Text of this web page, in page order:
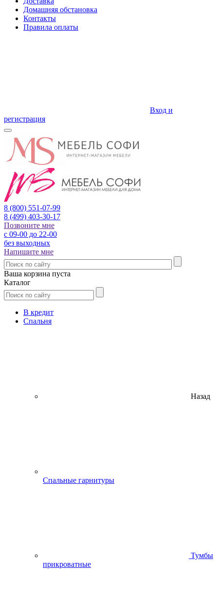
Домашняя обстановка
Контакты
Правила оплаты
Вход и
регистрация
8 (800) 551-07-99
8 (499) 403-30-17
Позвоните мне
с 09-00 до 22-00
без выходных
Напишите мне
Ваша корзина пуста
Каталог
В кредит
Спальня
Назад
Спальные гарнитуры
Тумбы
прикроватные